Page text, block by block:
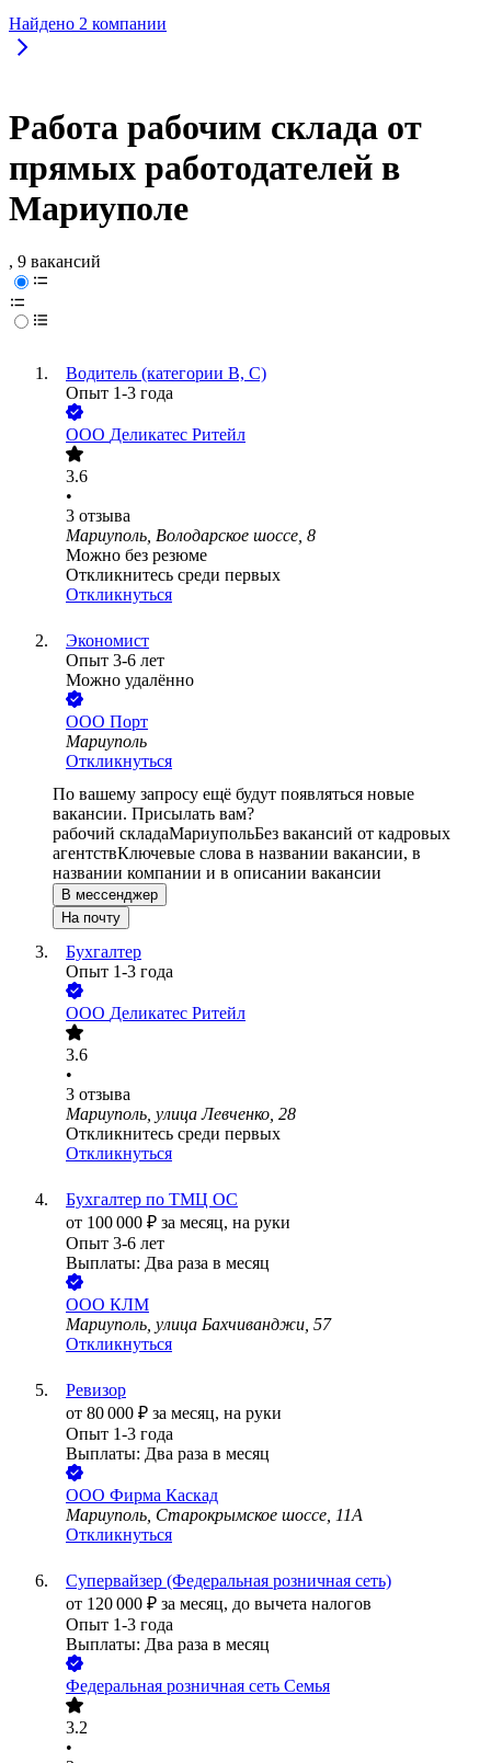
Найдено 2 компании
Работа рабочим склада от
прямых работодателей в
Мариуполе
, 9 вакансий
Водитель (категории В, С)
Опыт 1-3 года
ООО Деликатес Ритейл
3.6
•
3 отзыва
Мариуполь, Володарское шоссе, 8
Можно без резюме
Откликнитесь среди первых
Откликнуться
Экономист
Опыт 3-6 лет
Можно удалённо
ООО Порт
Мариуполь
Откликнуться
По вашему запросу ещё будут появляться новые
вакансии. Присылать вам?
рабочий складаМариупольБез вакансий от кадровых
агентствКлючевые слова в названии вакансии, в
названии компании и в описании вакансии
В мессенджер
На почту
Бухгалтер
Опыт 1-3 года
ООО Деликатес Ритейл
3.6
•
3 отзыва
Мариуполь, улица Левченко, 28
Откликнитесь среди первых
Откликнуться
Бухгалтер по ТМЦ ОС
от 100 000 ₽ за месяц, на руки
Опыт 3-6 лет
Выплаты: Два раза в месяц
ООО КЛМ
Мариуполь, улица Бахчиванджи, 57
Откликнуться
Ревизор
от 80 000 ₽ за месяц, на руки
Опыт 1-3 года
Выплаты: Два раза в месяц
ООО Фирма Каскад
Мариуполь, Старокрымское шоссе, 11А
Откликнуться
Супервайзер (Федеральная розничная сеть)
от 120 000 ₽ за месяц, до вычета налогов
Опыт 1-3 года
Выплаты: Два раза в месяц
Федеральная розничная сеть Семья
3.2
•